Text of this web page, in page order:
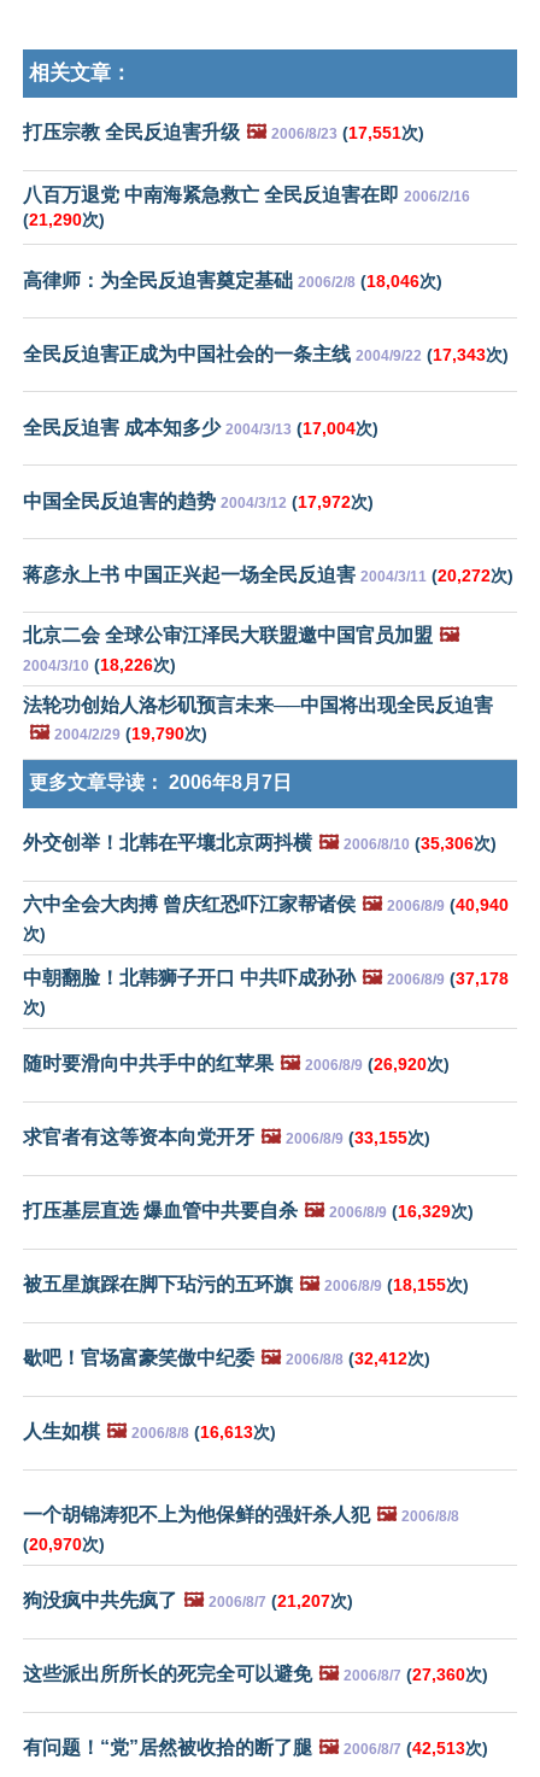
相关文章：
打压宗教 全民反迫害升级 🖼️ 2006/8/23 (17,551次)
八百万退党 中南海紧急救亡 全民反迫害在即 2006/2/16
(21,290次)
高律师：为全民反迫害奠定基础 2006/2/8 (18,046次)
全民反迫害正成为中国社会的一条主线 2004/9/22 (17,343次)
全民反迫害 成本知多少 2004/3/13 (17,004次)
中国全民反迫害的趋势 2004/3/12 (17,972次)
蒋彦永上书 中国正兴起一场全民反迫害 2004/3/11 (20,272次)
北京二会 全球公审江泽民大联盟邀中国官员加盟 🖼️
2004/3/10 (18,226次)
法轮功创始人洛杉矶预言未来──中国将出现全民反迫害
🖼️ 2004/2/29 (19,790次)
更多文章导读： 2006年8月7日
外交创举！北韩在平壤北京两抖横 🖼️ 2006/8/10 (35,306次)
六中全会大肉搏 曾庆红恐吓江家帮诸侯 🖼️ 2006/8/9 (40,940
次)
中朝翻脸！北韩狮子开口 中共吓成孙孙 🖼️ 2006/8/9 (37,178
次)
随时要滑向中共手中的红苹果 🖼️ 2006/8/9 (26,920次)
求官者有这等资本向党开牙 🖼️ 2006/8/9 (33,155次)
打压基层直选 爆血管中共要自杀 🖼️ 2006/8/9 (16,329次)
被五星旗踩在脚下玷污的五环旗 🖼️ 2006/8/9 (18,155次)
歇吧！官场富豪笑傲中纪委 🖼️ 2006/8/8 (32,412次)
人生如棋 🖼️ 2006/8/8 (16,613次)
一个胡锦涛犯不上为他保鲜的强奸杀人犯 🖼️ 2006/8/8
(20,970次)
狗没疯中共先疯了 🖼️ 2006/8/7 (21,207次)
这些派出所所长的死完全可以避免 🖼️ 2006/8/7 (27,360次)
有问题！“党”居然被收拾的断了腿 🖼️ 2006/8/7 (42,513次)